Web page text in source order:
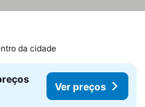
da cidade
Ver preços